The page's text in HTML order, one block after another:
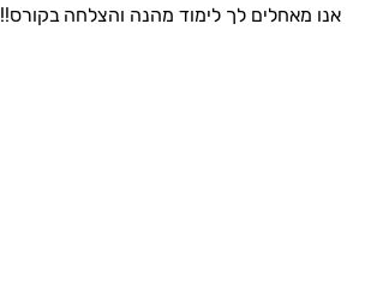
אנו מאחלים לך לימוד מהנה והצלחה בקורס!!